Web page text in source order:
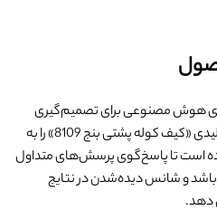
هوش مصنوعی برای تصمیم‌گیری
«کیف کوله پشتی بنج 8109
» را به
است تا پاسخ‌گوی پرسش‌های متداول
و شانس دیده‌شدن در نتایج
دهد.